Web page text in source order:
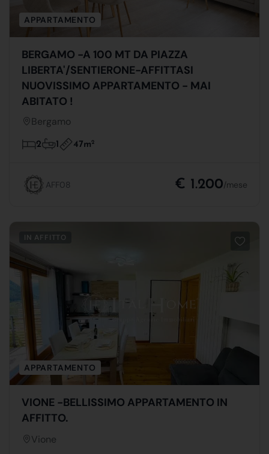
APPARTAMENTO
BERGAMO -A 100 MT DA PIAZZA
LIBERTA'/SENTIERONE-AFFITTASI
NUOVISSIMO APPARTAMENTO - MAI
ABITATO !
Bergamo
2 1 47m2
AFF08 € 1.200/mese
IN AFFITTO
APPARTAMENTO
VIONE -BELLISSIMO APPARTAMENTO IN
AFFITTO.
Vione